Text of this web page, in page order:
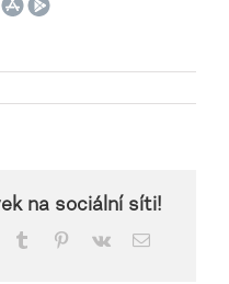
na sociální síti!
Tumblr Pinterest
Vk Email